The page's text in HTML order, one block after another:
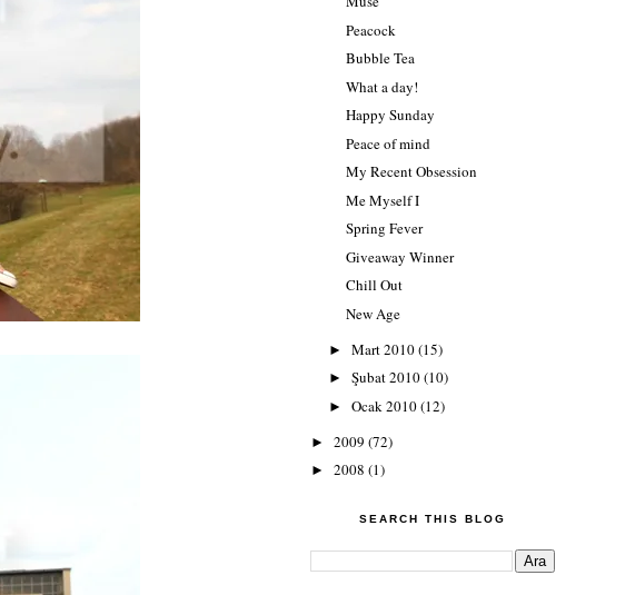
Peacock
Bubble Tea
What a day!
Happy Sunday
Peace of mind
My Recent Obsession
Me Myself I
Spring Fever
Giveaway Winner
Chill Out
New Age
► Mart 2010(15)
► Şubat 2010(10)
► Ocak 2010(12)
► 2009 (72)
► 2008 (1)
SEARCH THIS BLOG